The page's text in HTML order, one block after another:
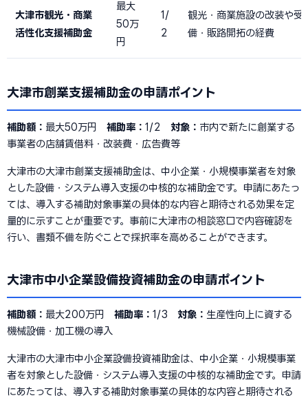
大津市観光・商業
活性化支援補助金
最大
50万
円
1/
2
観光・商業施設の改装や受
備・販路開拓の経費
大津市創業支援補助金の申請ポイント
補助額： 最大50万円 補助率： 1/2 対象： 市内で新たに創業する
事業者の店舗賃借料・改装費・広告費等
大津市の大津市創業支援補助金は、中小企業・小規模事業者を対象
とした設備・システム導入支援の中核的な補助金です。申請にあたっ
ては、導入する補助対象事業の具体的な内容と期待される効果を定
量的に示すことが重要です。事前に大津市の相談窓口で内容確認を
行い、書類不備を防ぐことで採択率を高めることができます。
大津市中小企業設備投資補助金の申請ポイント
補助額： 最大200万円 補助率： 1/3 対象： 生産性向上に資する
機械設備・加工機の導入
大津市の大津市中小企業設備投資補助金は、中小企業・小規模事業
者を対象とした設備・システム導入支援の中核的な補助金です。申請
にあたっては、導入する補助対象事業の具体的な内容と期待される